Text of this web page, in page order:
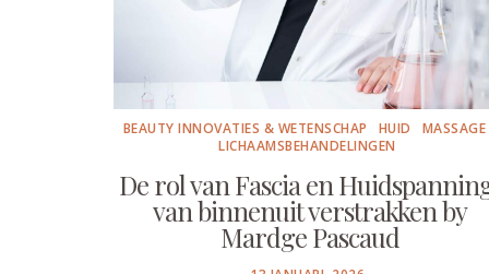
BEAUTY INNOVATIES & WETENSCHAP HUID
LICHAAMSBEHANDELINGEN
De rol van Fascia en
van binnenuit verstrakken by
Mardge Pascaud